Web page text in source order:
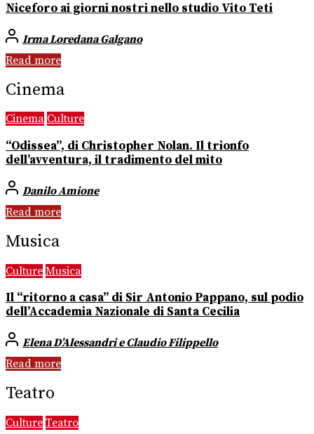
Niceforo ai giorni nostri nello studio Vito Teti
Irma Loredana Galgano
Read more
Cinema
Cinema Culture
“Odissea”, di Christopher Nolan. Il trionfo
dell’avventura, il tradimento del mito
Danilo Amione
Read more
Musica
Culture Musica
Il “ritorno a casa” di Sir Antonio Pappano, sul podio
dell’Accademia Nazionale di Santa Cecilia
Elena D’Alessandri e Claudio Filippello
Read more
Teatro
Culture Teatro